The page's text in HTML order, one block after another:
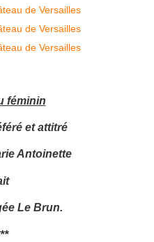
féminin
et attitré
Antoinette
Le Brun.